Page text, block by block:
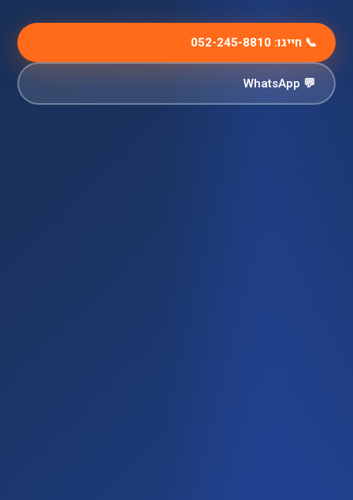
📞 חייגו: 052-245-8810
💬 WhatsApp